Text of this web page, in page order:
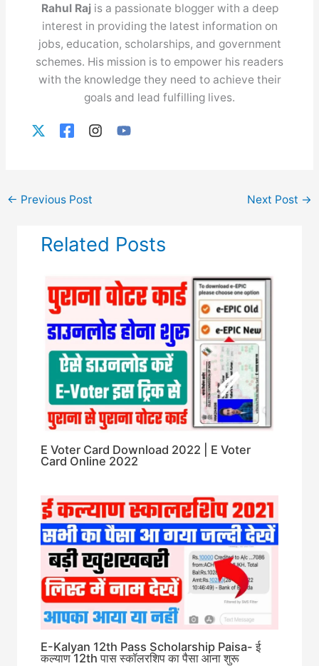
Rahul Raj is a passionate blogger with a deep
interest in providing the latest information on
jobs, education, scholarships, and government
schemes. His mission is to empower his readers
with the knowledge they need to achieve their
goals and lead fulfilling lives.
← Previous Post Next Post →
Related Posts
E Voter Card Download 2022 | E Voter
Card Online 2022
E-Kalyan 12th Pass Scholarship Paisa- ई
कल्याण 12th पास स्कॉलरशिप का पैसा आना शुरू